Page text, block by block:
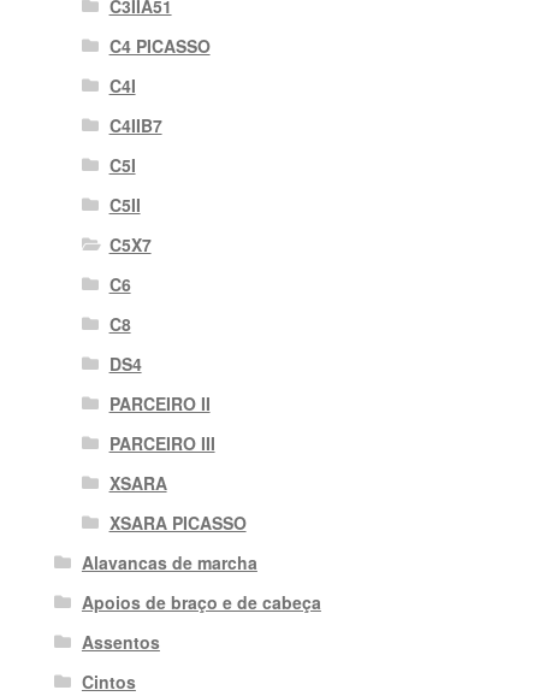
C3IIA51
C4 PICASSO
C4I
C4IIB7
C5I
C5II
C5X7
C6
C8
DS4
PARCEIRO II
PARCEIRO III
XSARA
XSARA PICASSO
Alavancas de marcha
Apoios de braço e de cabeça
Assentos
Cintos